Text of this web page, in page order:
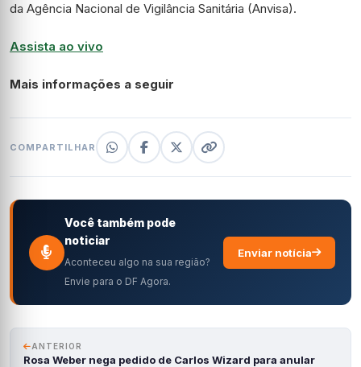
da Agência Nacional de Vigilância Sanitária (Anvisa).
Assista ao vivo
Mais informações a seguir
COMPARTILHAR
Você também pode
noticiar
Aconteceu algo na sua região?
Envie para o DF Agora.
Enviar notícia
ANTERIOR
Rosa Weber nega pedido de Carlos Wizard para anular